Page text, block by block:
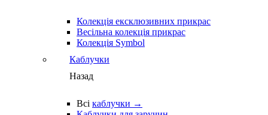
Колекція ексклюзивних прикрас
Весільна колекція прикрас
Колекція Symbol
Каблучки
Назад
Всі каблучки →